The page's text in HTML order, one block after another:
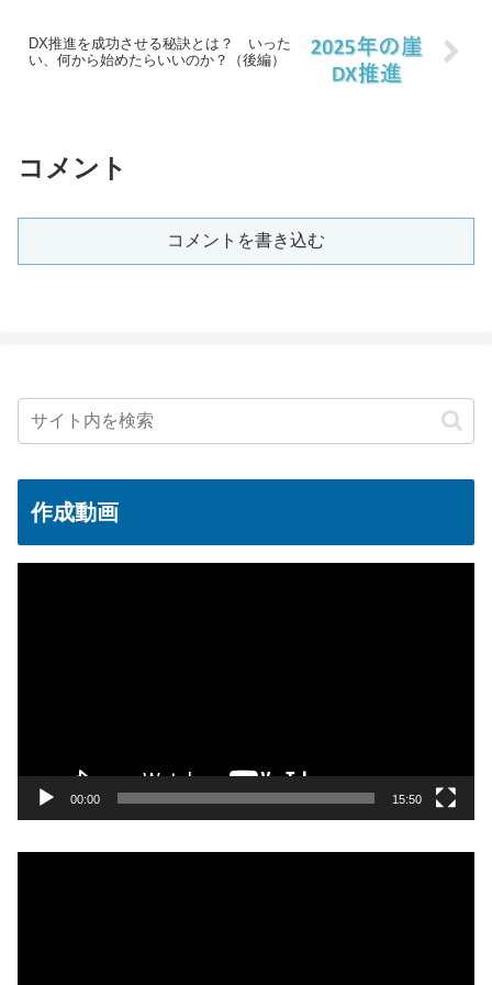
DX推進を成功させる秘訣とは？ いった
い、何から始めたらいいのか？（後編）
コメント
コメントを書き込む
作成動画
00:00 15:50